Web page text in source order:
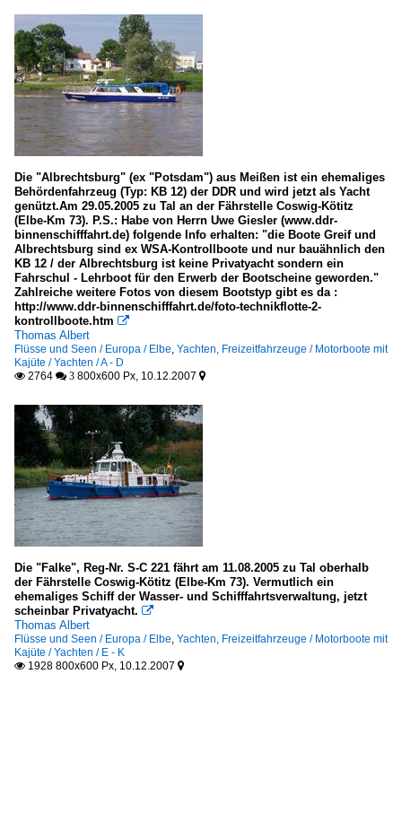
Die "Albrechtsburg" (ex "Potsdam") aus Meißen ist ein ehemaliges
Behördenfahrzeug (Typ: KB 12) der DDR und wird jetzt als Yacht
genützt.Am 29.05.2005 zu Tal an der Fährstelle Coswig-Kötitz
(Elbe-Km 73). P.S.: Habe von Herrn Uwe Giesler (www.ddr-
binnenschifffahrt.de) folgende Info erhalten: "die Boote Greif und
Albrechtsburg sind ex WSA-Kontrollboote und nur bauähnlich den
KB 12 / der Albrechtsburg ist keine Privatyacht sondern ein
Fahrschul - Lehrboot für den Erwerb der Bootscheine geworden."
Zahlreiche weitere Fotos von diesem Bootstyp gibt es da :
http://www.ddr-binnenschifffahrt.de/foto-technikflotte-2-
kontrollboote.htm 
Thomas Albert
Flüsse und Seen / Europa / Elbe, Yachten, Freizeitfahrzeuge / Motorboote mit
Kajüte / Yachten / A - D
 2764  3 800x600 Px, 10.12.2007 
Die "Falke", Reg-Nr. S-C 221 fährt am 11.08.2005 zu Tal oberhalb
der Fährstelle Coswig-Kötitz (Elbe-Km 73). Vermutlich ein
ehemaliges Schiff der Wasser- und Schifffahrtsverwaltung, jetzt
scheinbar Privatyacht. 
Thomas Albert
Flüsse und Seen / Europa / Elbe, Yachten, Freizeitfahrzeuge / Motorboote mit
Kajüte / Yachten / E - K
 1928 800x600 Px, 10.12.2007 